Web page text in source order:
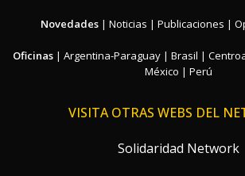
Novedades| Noticias | Publicaciones |
Oficinas | Argentina-Paraguay | Brasil |
México | Perú
VISITA OTRAS WEBS DEL
Solidaridad Network